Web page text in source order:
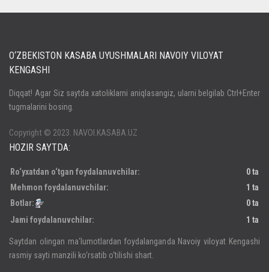
Паролни унутдингизми?
O‘ZBEKISTON KASABA UYUSHMALARI NAVOIY VILOYAT
KENGASHI
Diqqat! Agar Siz saytda xatoliklarni aniqlasangiz, ularni belgilab Ctrl+Enter
tugmalarini bosing.
Copyright © 2023. NAVOI.KASABA.UZ
HOZIR SAYTDA:
Ro‘yxatdan o‘tgan foydalanuvchilar:
0 ta
Mehmon foydalanuvchilar:
1 ta
Botlar:
0 ta
Jami foydalanuvchilar:
1 ta
Saytdan olingan ma‘lumotlardan foydalanganda Navoiy viloyat Kengashi
rasmiy sayti manzili ko‘rsatib o‘tilishi shart.